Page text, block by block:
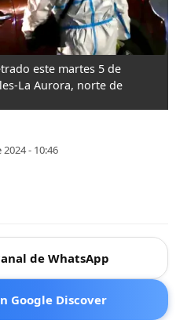
este martes 5 de
La Aurora, norte de
- 10:46
de WhatsApp
Google Discover